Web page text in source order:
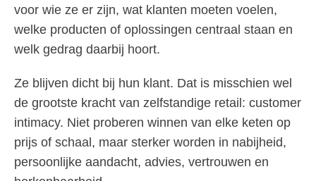
voor wie ze er zijn, wat klanten moeten voelen,
welke producten of oplossingen centraal staan en
welk gedrag daarbij hoort.
Ze blijven dicht bij hun klant. Dat is misschien wel
de grootste kracht van zelfstandige retail: customer
intimacy. Niet proberen winnen van elke keten op
prijs of schaal, maar sterker worden in nabijheid,
persoonlijke aandacht, advies, vertrouwen en